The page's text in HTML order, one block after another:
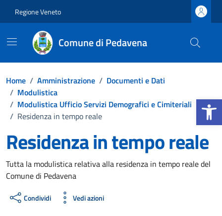
Regione Veneto
Comune di Pedavena
Home / Amministrazione / Documenti e Dati
/ Modulistica
/ Modulistica Ufficio Servizi Demografici e Cimiteriali
/ Residenza in tempo reale
Residenza in tempo reale
Dettagli del documento
Tutta la modulistica relativa alla residenza in tempo reale del
Comune di Pedavena
Condividi Vedi azioni
Apri la